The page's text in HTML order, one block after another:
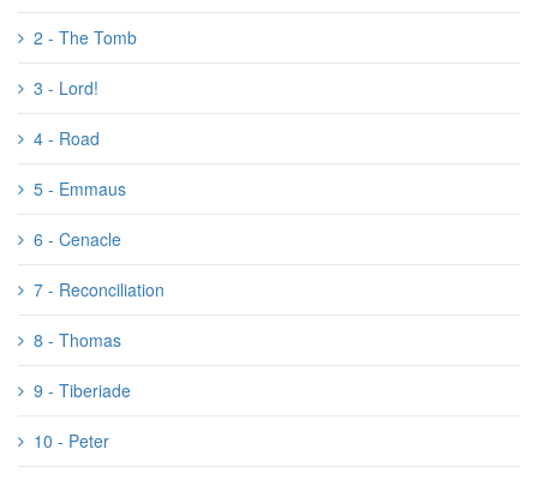
2 - The Tomb
3 - Lord!
4 - Road
5 - Emmaus
6 - Cenacle
7 - Reconciliation
8 - Thomas
9 - Tiberiade
10 - Peter